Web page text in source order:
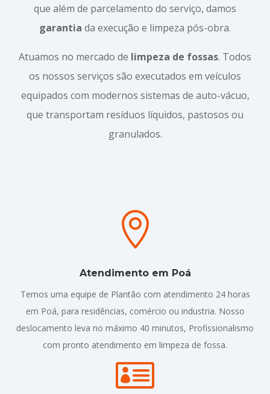
que além de parcelamento do serviço, damos
garantia da execução e limpeza pós-obra.
Atuamos no mercado de limpeza de fossas. Todos
os nossos serviços são executados em veículos
equipados com modernos sistemas de auto-vácuo,
que transportam resíduos líquidos, pastosos ou
granulados.

Atendimento em Poá
Temos uma equipe de Plantão com atendimento 24 horas
em Poá, para residências, comércio ou industria. Nosso
deslocamento leva no máximo 40 minutos, Profissionalismo
com pronto atendimento em limpeza de fossa.
